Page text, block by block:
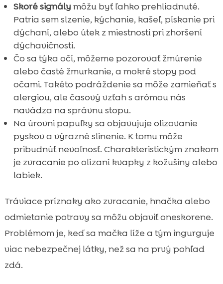
Skoré signály môžu byť ľahko prehliadnuté.
Patria sem slzenie, kýchanie, kašeľ, pískanie pri
dýchaní, alebo útek z miestnosti pri zhoršení
dýchavičnosti.
Čo sa týka očí, môžeme pozorovať žmúrenie
alebo časté žmurkanie, a mokré stopy pod
očami. Takéto podráždenie sa môže zamieňať s
alergiou, ale časový vzťah s arómou nás
navádza na správnu stopu.
Na úrovni papuľky sa objavujuje olizovanie
pyskov a výrazné slinenie. K tomu môže
pribudnúť nevoľnosť. Charakteristickým znakom
je zvracanie po olízaní kvapky z kožušiny alebo
labiek.
Tráviace príznaky ako zvracanie, hnačka alebo
odmietanie potravy sa môžu objaviť oneskorene.
Problémom je, keď sa mačka líže a tým ingurguje
viac nebezpečnej látky, než sa na prvý pohľad
zdá.